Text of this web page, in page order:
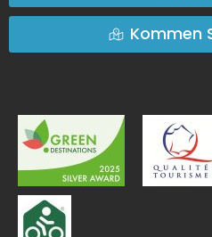
Kommen